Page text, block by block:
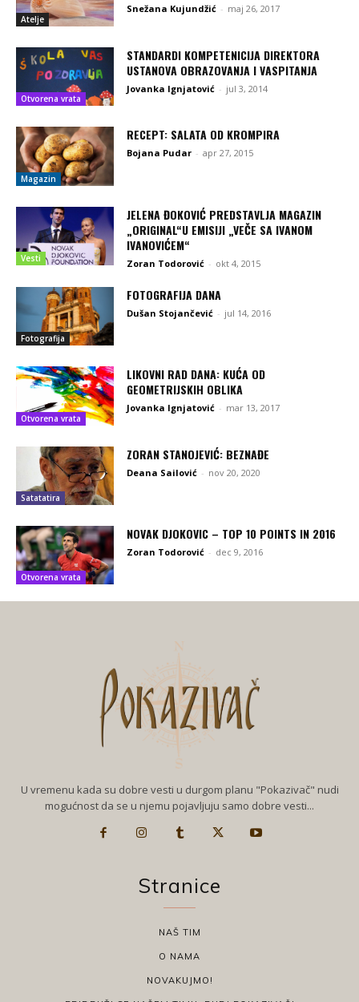
Atelje
Snežana Kujundžić - maj 26, 2017
Otvorena vrata
STANDARDI KOMPETENICIJA DIREKTORA
USTANOVA OBRAZOVANJA I VASPITANJA
Jovanka Ignjatović - jul 3, 2014
Magazin
RECEPT: SALATA OD KROMPIRA
Bojana Pudar - apr 27, 2015
Vesti
JELENA ĐOKOVIĆ PREDSTAVLJA MAGAZIN
„ORIGINAL“U EMISIJI „VEČE SA IVANOM
IVANOVIĆEM“
Zoran Todorović - okt 4, 2015
Fotografija
FOTOGRAFIJA DANA
Dušan Stojančević - jul 14, 2016
Otvorena vrata
LIKOVNI RAD DANA: KUĆA OD
GEOMETRIJSKIH OBLIKA
Jovanka Ignjatović - mar 13, 2017
Satatatira
ZORAN STANOJEVIĆ: BEZNAĐE
Deana Sailović - nov 20, 2020
Otvorena vrata
NOVAK DJOKOVIC – TOP 10 POINTS IN 2016
Zoran Todorović - dec 9, 2016
U vremenu kada su dobre vesti u durgom planu "Pokazivač" nudi
mogućnost da se u njemu pojavljuju samo dobre vesti...
Stranice
NAŠ TIM
O NAMA
NOVAKUJMO!